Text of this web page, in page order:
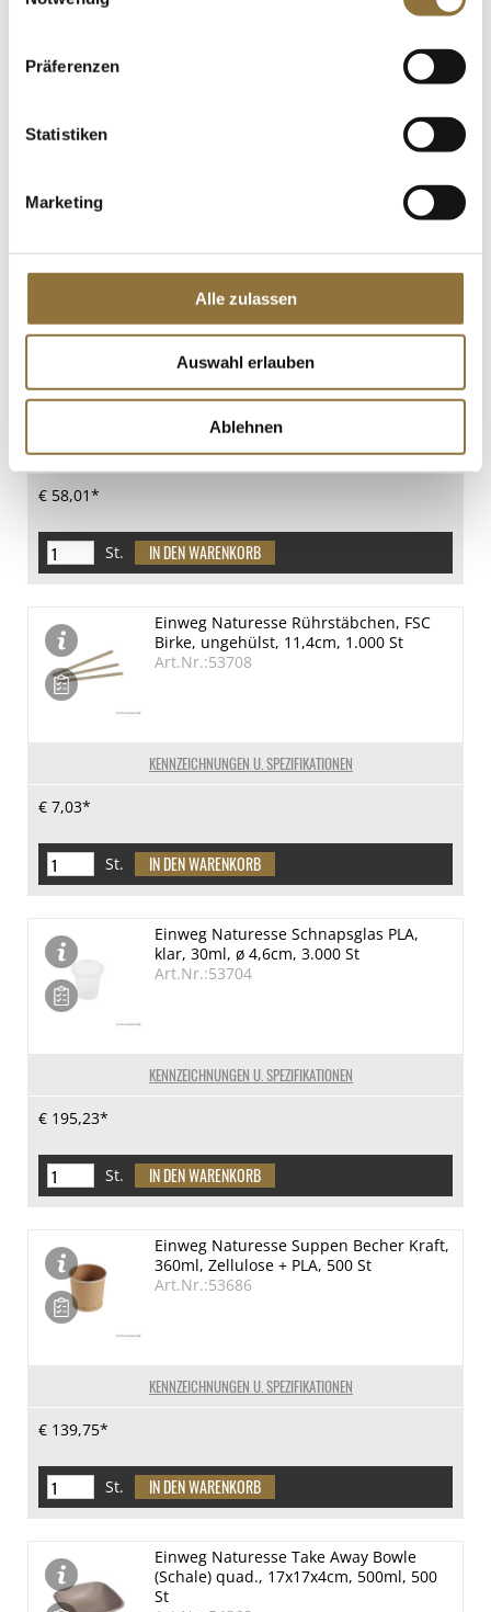
Präferenzen
Statistiken
Marketing
Alle zulassen
Auswahl erlauben
Ablehnen
(Schale), rund, ø 18x3,5cm, 350ml, 100
KENNZEICHNUNGEN U. SPEZIFIKATIONEN
Einweg Naturesse Rührstäbchen, FSC
Birke, ungehülst, 11,4cm, 10.000 St
Art.Nr.:53707
€ 58,01*
St.
KENNZEICHNUNGEN U. SPEZIFIKATIONEN
Einweg Naturesse Rührstäbchen, FSC
Birke, ungehülst, 11,4cm, 1.000 St
Art.Nr.:53708
€ 7,03*
St.
KENNZEICHNUNGEN U. SPEZIFIKATIONEN
Einweg Naturesse Schnapsglas PLA,
klar, 30ml, ø 4,6cm, 3.000 St
Art.Nr.:53704
€ 195,23*
St.
KENNZEICHNUNGEN U. SPEZIFIKATIONEN
Einweg Naturesse Suppen Becher Kraft,
360ml, Zellulose + PLA, 500 St
Art.Nr.:53686
€ 139,75*
St.
Einweg Naturesse Take Away Bowle
(Schale) quad., 17x17x4cm, 500ml, 500
St